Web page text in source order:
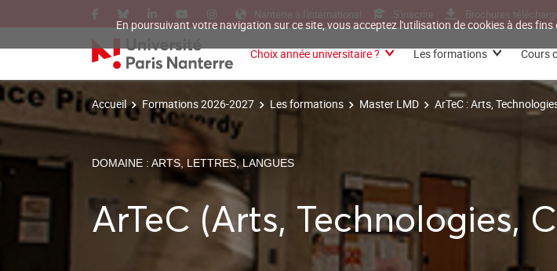
En poursuivant votre navigation sur ce site, vous acceptez l'utilisation de cookies à des
Nanterre à l'international S'inscrire Brochures
Choix année universitaire ? Les formations Cours
Accueil Formations 2026-2027 Les formations Master LMD ArTeC : Arts,
DOMAINE : ARTS, LETTRES, LANGUES
ArTeC (Arts, Technologies,